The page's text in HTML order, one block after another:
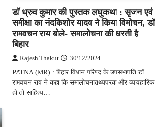
डॉ ध्रुव कुमार की पुस्तक लघुकथा : सृजन एवं
समीक्षा का नंदकिशोर यादव ने किया विमोचन, डॉ
रामवचन राय बोले- समालोचना की धरती है
बिहार
Rajesh Thakur 30/12/2024
PATNA (MR) : बिहार विधान परिषद के उपसभापति डॉ
रामवचन राय ने कहा कि समालोचनातथ्यपरक और व्यावहारिक
हो तो साहित्य…